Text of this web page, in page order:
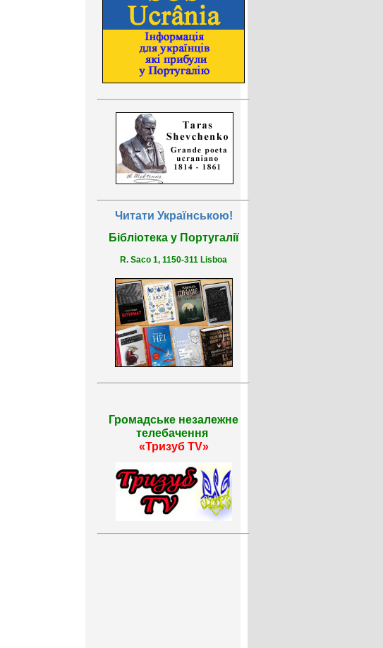
Читати Українською!
Бібліотека у Португалії
R. Saco 1, 1150-311 Lisboa
Громадське незалежне
телебачення
«Тризуб TV»